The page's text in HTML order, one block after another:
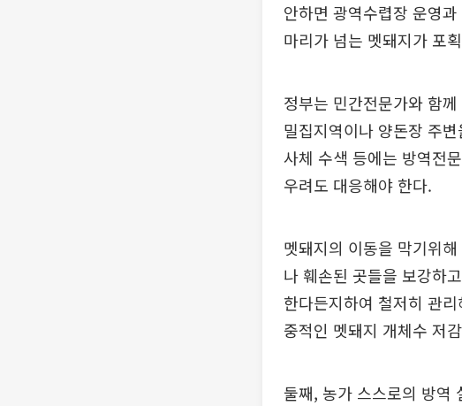
안하면 광역수렵장 운영
마리가 넘는 멧돼지가 포
정부는 민간전문가와 함
밀집지역이나 양돈장 주
사체 수색 등에는 방역전
우려도 대응해야 한다.
멧돼지의 이동을 막기위
나 훼손된 곳들을 보강하
한다든지하여 철저히 관
중적인 멧돼지 개체수 저
둘째, 농가 스스로의 방역